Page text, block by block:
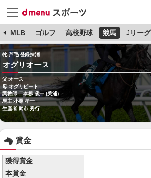
MLB ゴルフ 高校野球 競馬 Jリーグ
牝 芦毛 登録抹消
オグリオース
父:オース
母:オグリビート
調教師:二本柳 俊一 (美浦)
馬主:小栗 孝一
生産者:武市 秀行
賞金
獲得賞金
本賞金